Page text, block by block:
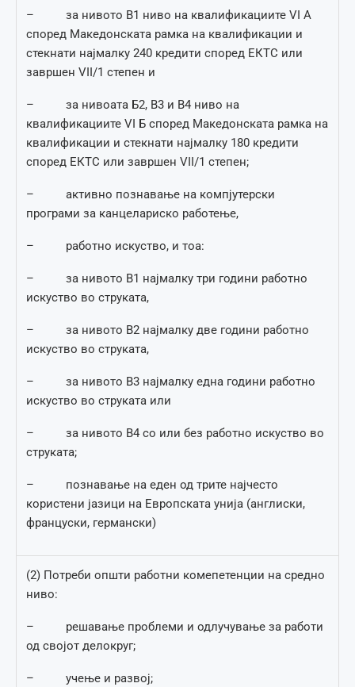
– за нивото В1 ниво на квалификациите VI А
според Македонската рамка на квалификации и
стекнати најмалку 240 кредити според ЕКТС или
завршен VII/1 степен и
– за нивоата Б2, В3 и В4 ниво на
квалификациите VI Б според Македонската рамка на
квалификации и стекнати најмалку 180 кредити
според ЕКТС или завршен VII/1 степен;
– активно познавање на компјутерски
програми за канцелариско работење,
– работно искуство, и тоа:
– за нивото В1 најмалку три години работно
искуство во струката,
– за нивото В2 најмалку две години работно
искуство во струката,
– за нивото В3 најмалку една години работно
искуство во струката или
– за нивото В4 со или без работно искуство во
струката;
– познавање на еден од трите најчесто
користени јазици на Европската унија (англиски,
француски, германски)
(2) Потреби општи работни комепетенции на средно
ниво:
– решавање проблеми и одлучување за работи
од својот делокруг;
– учење и развој;